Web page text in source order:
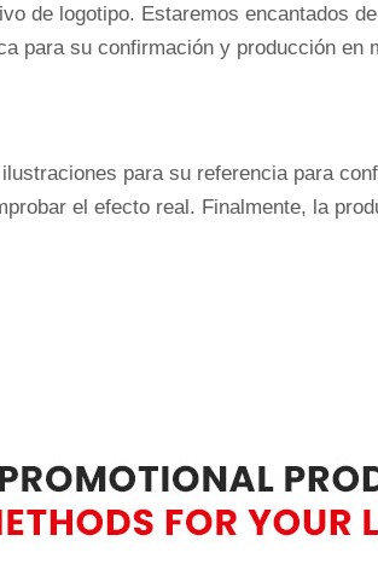
de logotipo. Estaremos encantados
su confirmación y producción en
para su referencia para
el efecto real. Finalmente, la